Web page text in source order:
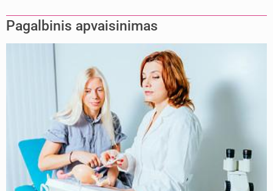
Pagalbinis apvaisinimas